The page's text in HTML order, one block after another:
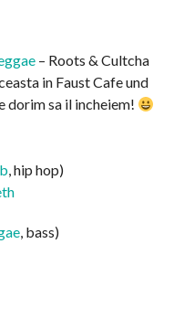
– Roots & Cultcha
in Faust Cafe und
dorim sa il incheiem!
, hip hop)
, bass)